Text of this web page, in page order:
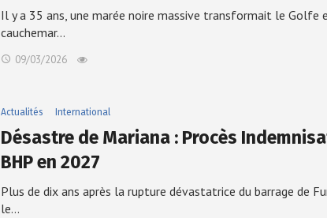
Il y a 35 ans, une marée noire massive transformait le Golfe
cauchemar…
09/03/2026
Actualités International
Désastre de Mariana : Procès
BHP en 2027
Plus de dix ans après la rupture dévastatrice du barrage de
le…